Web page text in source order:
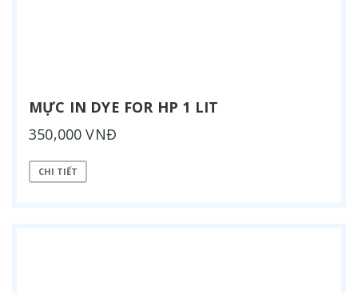
MỰC IN DYE FOR HP 1 LIT
350,000 VNĐ
CHI TIẾT